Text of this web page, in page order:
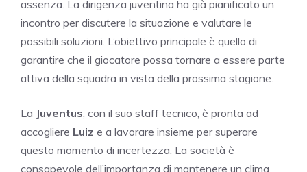
assenza. La dirigenza juventina ha già pianificato un
incontro per discutere la situazione e valutare le
possibili soluzioni. L’obiettivo principale è quello di
garantire che il giocatore possa tornare a essere parte
attiva della squadra in vista della prossima stagione.
La Juventus, con il suo staff tecnico, è pronta ad
accogliere Luiz e a lavorare insieme per superare
questo momento di incertezza. La società è
consapevole dell’importanza di mantenere un clima